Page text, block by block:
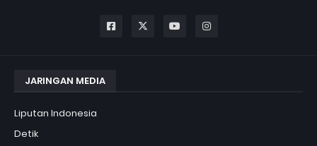
JARINGAN MEDIA
Liputan Indonesia
Detik